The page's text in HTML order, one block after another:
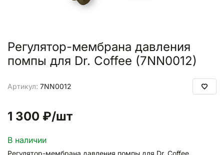
Артикул: 7NN0012
Регулятор-мембрана давления
помпы для Dr. Coffee (7NN0012)
1 300 ₽/шт
В наличии
Регулятор-мембрана давления помпы для Dr. Coffee